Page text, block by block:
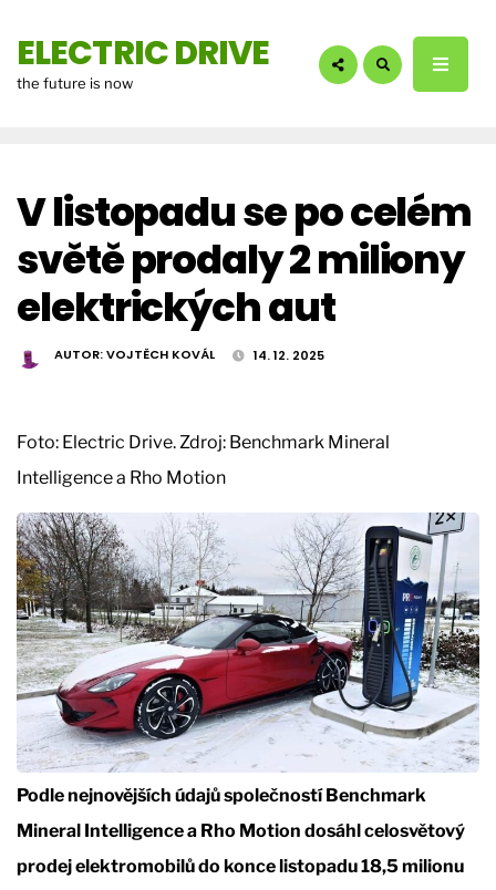
ELECTRIC DRIVE
the future is now
V listopadu se po celém
světě prodaly 2 miliony
elektrických aut
AUTOR:VOJTĚCH KOVÁL 14. 12. 2025
Foto: Electric Drive. Zdroj: Benchmark Mineral
Intelligence a Rho Motion
Podle nejnovějších údajů společností Benchmark
Mineral Intelligence a Rho Motion dosáhl celosvětový
prodej elektromobilů do konce listopadu 18,5 milionu